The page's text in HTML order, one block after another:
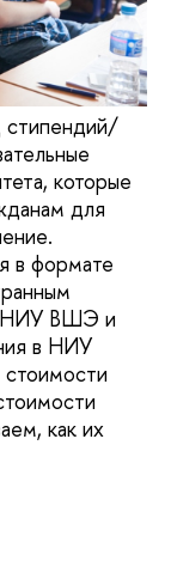
которые
для
в формате
НИУ ВШЭ и
в НИУ
как их